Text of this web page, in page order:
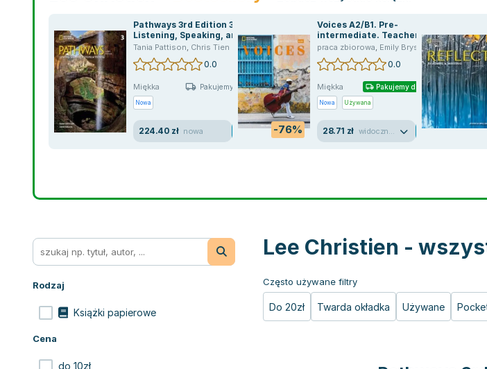
Pathways 3rd Edition 3.
Listening, Speaking, and
Critical Thinking: Split
Edition A with the Spark
platform
Tania Pattison, Chris Tien Lee ,Lee Christien
0.0
Miękka Pakujemy jutro
Nowa
224.40 zł nowa -76%
Voices A2/B1. Pre-
intermediate. Teacher`s
Book
praca zbiorowa, Emily Bryson,Chris Tien Lee
0.0
Miękka Pakujemy dzisiaj
Nowa Używana
28.71 zł
Rodzaj
Książki papierowe
Cena
do 10zł
Lee Christien -
Często używane filtry
Do 20zł Twarda okładka Używane